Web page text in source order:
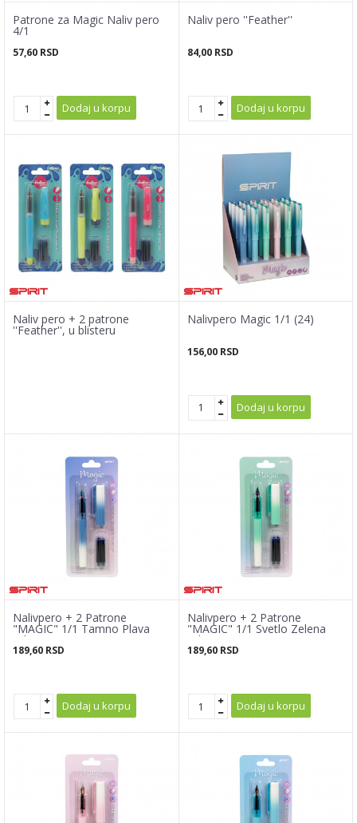
Patrone za Magic Naliv pero
4/1
57,60 RSD
Dodaj u korpu
Naliv pero ''Feather''
84,00 RSD
Dodaj u korpu
Naliv pero + 2 patrone
''Feather'', u blisteru
Nalivpero Magic 1/1 (24)
156,00 RSD
Dodaj u korpu
Nalivpero + 2 Patrone
"MAGIC" 1/1 Tamno Plava
(Blister)
189,60 RSD
Dodaj u korpu
Nalivpero + 2 Patrone
"MAGIC" 1/1 Svetlo Zelena
(Blister)
189,60 RSD
Dodaj u korpu